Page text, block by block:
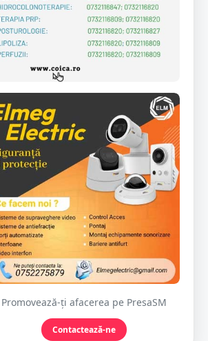
Promovează-ți afacerea pe PresaSM
Contactează-ne